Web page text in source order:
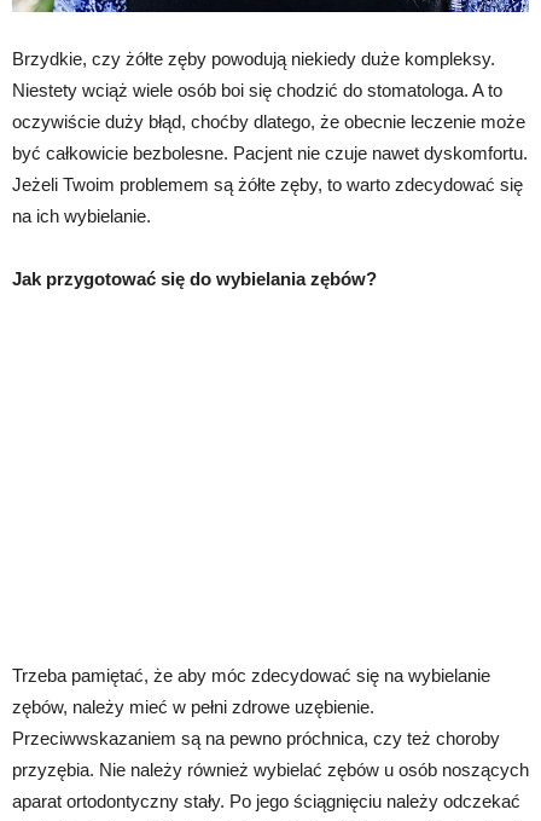
Brzydkie, czy żółte zęby powodują niekiedy duże kompleksy.
Niestety wciąż wiele osób boi się chodzić do stomatologa. A to
oczywiście duży błąd, choćby dlatego, że obecnie leczenie może
być całkowicie bezbolesne. Pacjent nie czuje nawet dyskomfortu.
Jeżeli Twoim problemem są żółte zęby, to warto zdecydować się
na ich wybielanie.
Jak przygotować się do wybielania zębów?
Trzeba pamiętać, że aby móc zdecydować się na wybielanie
zębów, należy mieć w pełni zdrowe uzębienie.
Przeciwwskazaniem są na pewno próchnica, czy też choroby
przyzębia. Nie należy również wybielać zębów u osób noszących
aparat ortodontyczny stały. Po jego ściągnięciu należy odczekać